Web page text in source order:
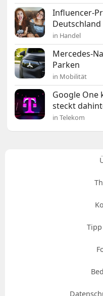
Influencer-
Deutschland
in Handel
Mercedes-
Parken
in Mobilität
Google One
steckt
in Telekom